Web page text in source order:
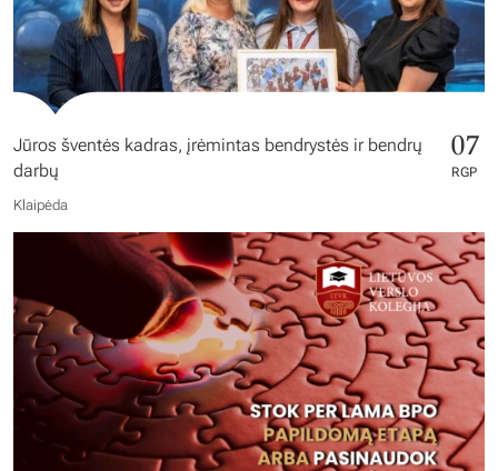
Jūros šventės kadras, įrėmintas bendrystės ir bendrų
darbų
07
RGP
Klaipėda